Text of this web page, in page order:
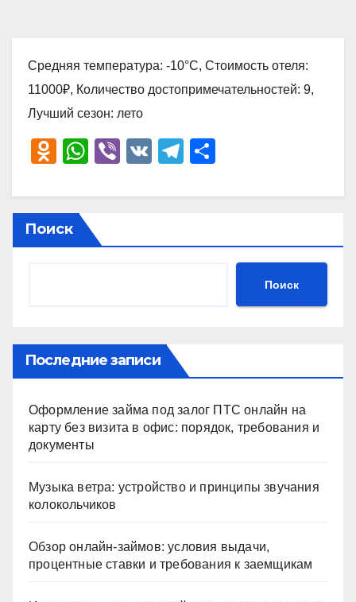
Средняя температура: -10°C, Стоимость отеля:
11000₽, Количество достопримечательностей: 9,
Лучший сезон: лето
O
n
o
kl
ki
W
at
s
A
Vi
er
V
T
e
a
р
в
ть
Поиск
Поиск
Последние записи
Оформление займа под залог ПТС онлайн на
карту без визита в офис: порядок, требования и
документы
Музыка ветра: устройство и принципы звучания
колокольчиков
Обзор онлайн-займов: условия выдачи,
процентные ставки и требования к заемщикам